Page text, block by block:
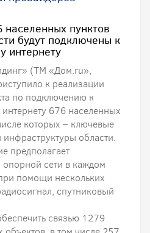
пунктов
будут подключены к
интернету
(ТМ «Дом.ru»,
к реализации
по подключению к
676 населенных
которых – ключевые
области.
предполагает
опорной сети в каждом
помощи нескольких
спутниковый
связью 1279